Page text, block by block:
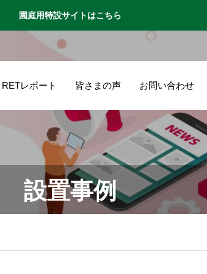
園庭用特設サイトはこちら
RETレポート 皆さまの声 お問い合わせ
設置事例